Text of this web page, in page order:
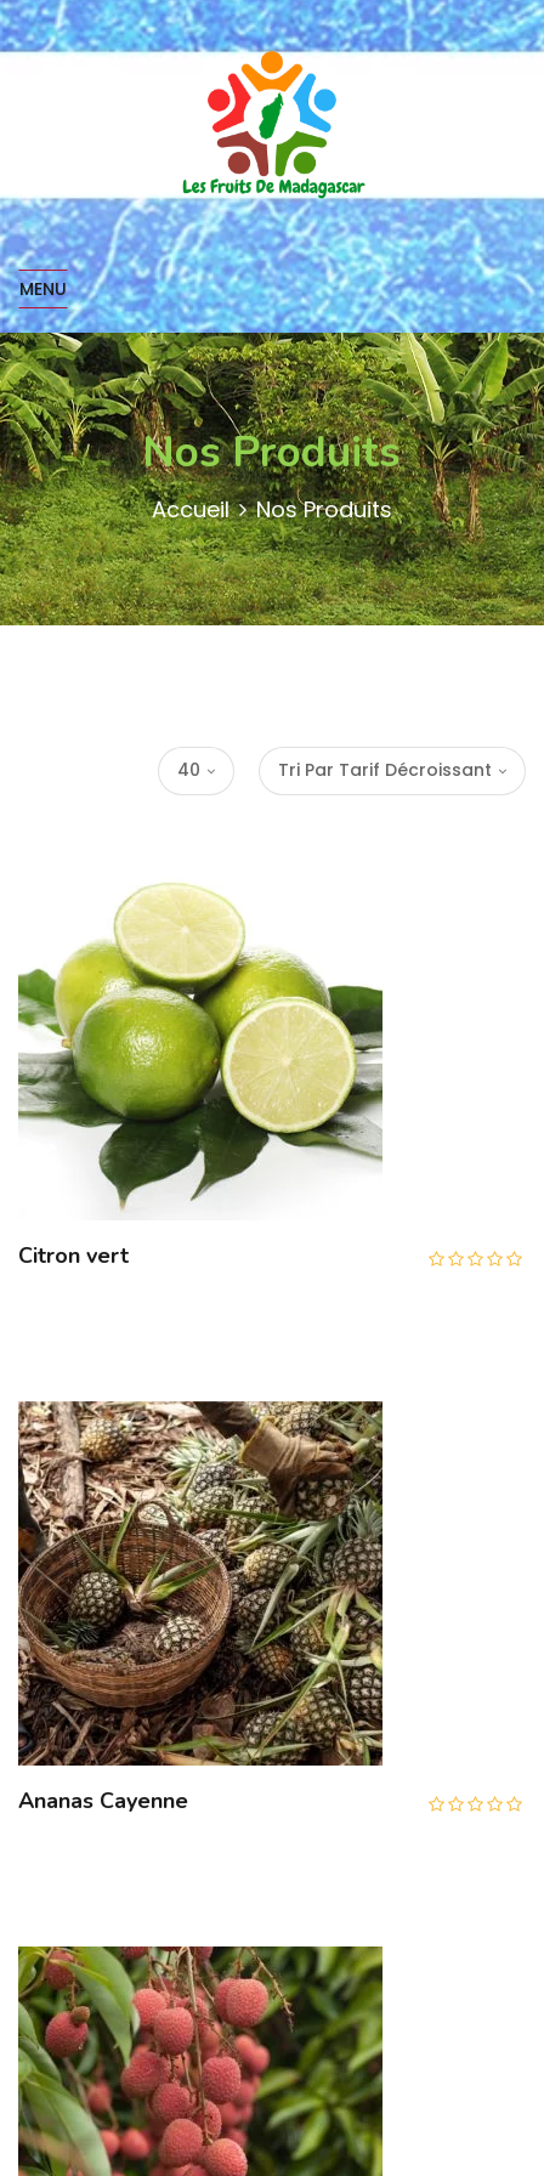
MENU
Nos Produits
Accueil Nos Produits
Tri Par Tarif Décroissant
40
Citron vert
Ananas Cayenne